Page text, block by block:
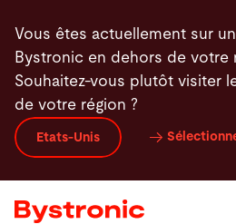
au
contenu
principal
Vous êtes actuellement sur
Bystronic en dehors de votre
Souhaitez-vous plutôt visiter
de votre région ?
Etats-Unis
Machines et Logiciel
Services